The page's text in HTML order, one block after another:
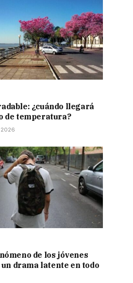
¿cuándo llegará
de temperatura?
de los jóvenes
drama latente en todo